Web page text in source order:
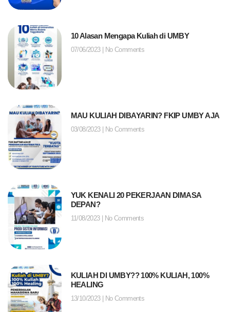
10 Alasan Mengapa Kuliah di UMBY
07/06/2023 No Comments
MAU KULIAH DIBAYARIN? FKIP UMBY AJA
03/08/2023 No Comments
YUK KENALI 20 PEKERJAAN DIMASA
DEPAN?
11/08/2023 No Comments
KULIAH DI UMBY?? 100% KULIAH, 100%
HEALING
13/10/2023 No Comments